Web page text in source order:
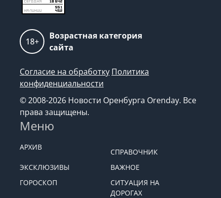
18+
Возрастная категория
сайта
Согласие на обработку Политика
конфиденциальности
© 2008-2026 Новости Оренбурга Orenday. Все
права защищены.
Меню
АРХИВ
СПРАВОЧНИК
ЭКСКЛЮЗИВЫ
ВАЖНОЕ
ГОРОСКОП
СИТУАЦИЯ НА
ДОРОГАХ